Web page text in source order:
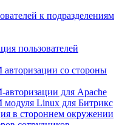
к подразделениям
пользователей
со стороны
для Apache
Linux для Битрикс
в стороннем окружении